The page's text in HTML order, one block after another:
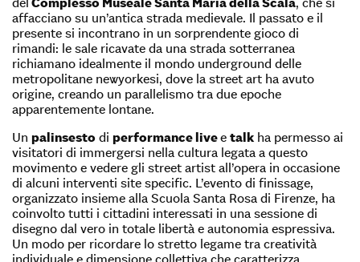
affacciano su un’antica strada medievale. Il passato e il
presente si incontrano in un sorprendente gioco di
rimandi: le sale ricavate da una strada sotterranea
richiamano idealmente il mondo underground delle
metropolitane newyorkesi, dove la street art ha avuto
origine, creando un parallelismo tra due epoche
apparentemente lontane.
Un palinsesto di performance livee talk ha permesso ai
visitatori di immergersi nella cultura legata a questo
movimento e vedere gli street artist all’opera in occasione
di alcuni interventi site specific. L’evento di finissage,
organizzato insieme alla Scuola Santa Rosa di Firenze, ha
coinvolto tutti i cittadini interessati in una sessione di
disegno dal vero in totale libertà e autonomia espressiva.
Un modo per ricordare lo stretto legame tra creatività
individuale e dimensione collettiva che caratterizza